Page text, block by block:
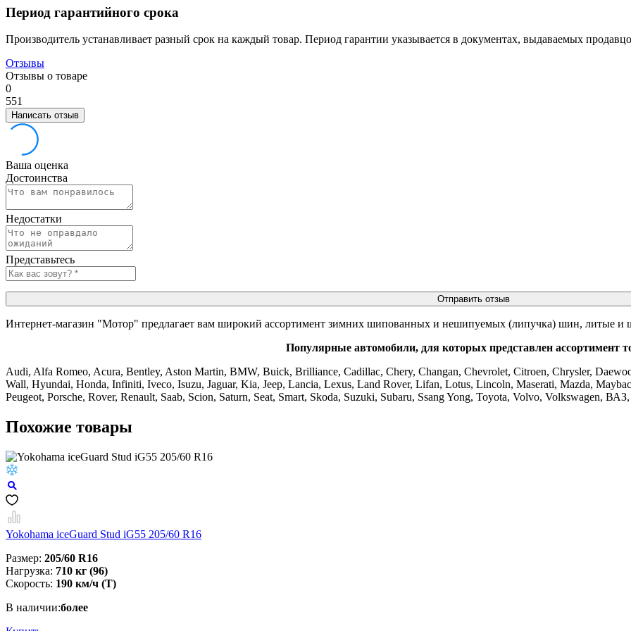
Период гарантийного срока
Производитель устанавливает разный срок на каждый товар. Период гарантии указывается в документах, выдаваемых
Отзывы
Отзывы о товаре
0
551
Написать отзыв
Ваша оценка
Достоинства
Недостатки
Представьтесь
Отправить отзыв
Интернет-магазин "Мотор" предлагает вам широкий ассортимент зимних шипованных и нешипуемых (липучка) шин, литые и
Популярные автомобили, для которых представлен ассортимент
Audi, Alfa Romeo, Acura, Bentley, Aston Martin, BMW, Buick, Brilliance, Cadillac, Chery, Changan, Chevrolet, Citroen, Chrysler,
Wall, Hyundai, Honda, Infiniti, Iveco, Isuzu, Jaguar, Kia, Jeep, Lancia, Lexus, Land Rover, Lifan, Lotus, Lincoln, Maserati, Mazda,
Peugeot, Porsche, Rover, Renault, Saab, Scion, Saturn, Seat, Smart, Skoda, Suzuki, Subaru, Ssang Yong, Toyota, Volvo, Volkswagen,
Похожие товары
Yokohama iceGuard Stud iG55 205/60 R16
Размер: 205/60 R16
Нагрузка: 710 кг (96)
Скорость: 190 км/ч (Т)
В наличии:более